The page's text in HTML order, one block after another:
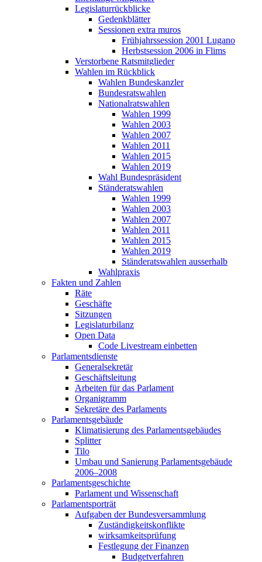
Legislaturrückblicke
Gedenkblätter
Sessionen extra muros
Frühjahrssession 2001 Lugano
Herbstsession 2006 in Flims
Verstorbene Ratsmitglieder
Wahlen im Rückblick
Wahlen Bundeskanzler
Bundesratswahlen
Nationalratswahlen
Wahlen 1999
Wahlen 2003
Wahlen 2007
Wahlen 2011
Wahlen 2015
Wahlen 2019
Wahl Bundespräsident
Ständeratswahlen
Wahlen 1999
Wahlen 2003
Wahlen 2007
Wahlen 2011
Wahlen 2015
Wahlen 2019
Ständeratswahlen ausserhalb
Wahlpraxis
Fakten und Zahlen
Räte
Geschäfte
Sitzungen
Legislaturbilanz
Open Data
Code Livestream einbetten
Parlamentsdienste
Generalsekretär
Geschäftsleitung
Arbeiten für das Parlament
Organigramm
Sekretäre des Parlaments
Parlamentsgebäude
Klimatisierung des Parlamentsgebäudes
Splitter
Tilo
Umbau und Sanierung Parlamentsgebäude
2006–2008
Parlamentsgeschichte
Parlament und Wissenschaft
Parlamentsporträt
Aufgaben der Bundesversammlung
Zuständigkeitskonflikte
wirksamkeitsprüfung
Festlegung der Finanzen
Budgetverfahren